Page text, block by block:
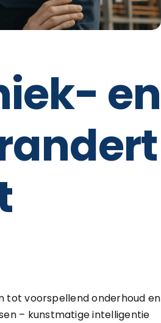
en
tot voorspellend onderhoud en
– kunstmatige intelligentie